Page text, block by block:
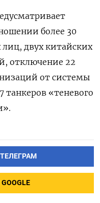
более 30
двух китайских
отключение 22
от системы
танкеров «теневого